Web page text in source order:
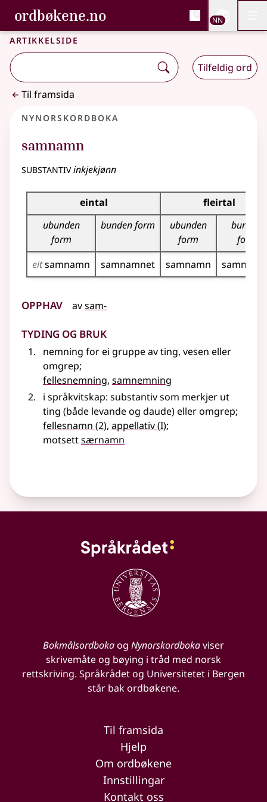
Gå til hovudinnhald
Tilgjenge
ordbøkene.no, Bokmålsordboka og
Bokmålsordboka og Nynorskordboka
NN
Artikkelside
Tilfeldig ord
Til framsida
Nynorskordboka
samnamn
substantivinkjekjønn
Bøyningstabell for dette substantivet
eintal
fleirtal
ubunden
form
bunden form
ubunden
form
bunden
form
eitsamnamn samnamnet samnamn
Opphav avsam-
Tyding og bruk
nemning for ei gruppe av ting, vesen eller
omgrep;
fellesnemning, samnemning
i språkvitskap: substantiv som merkjer ut
ting (både levande og daude)elleromgrep;
fellesnamn (2), appellativ(1
I);
motsettsærnamn
Bokmålsordbokaog Nynorskordbokaviser
skrivemåte og bøying i tråd med norsk
rettskriving. Språkrådet og Universitetet i Bergen
står bak ordbøkene.
Til framsida
Hjelp
Om ordbøkene
Innstillingar
Kontakt oss